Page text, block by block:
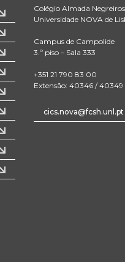
Colégio Almada
Universidade NOVA de
Campus de Campolide
3.º piso – Sala 333
+351 21 790 83 00
Extensão: 40346 / 40349
cics.nova@fcsh.unl.pt